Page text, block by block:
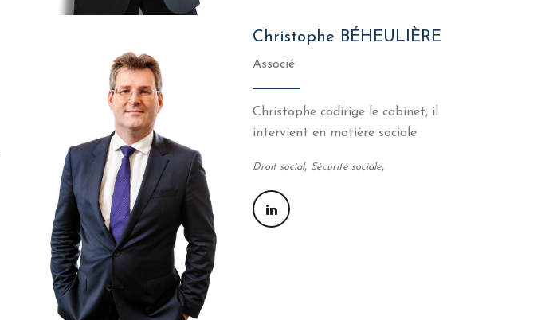
Christophe BÉHEULIÈRE
Associé
Christophe codirige le cabinet, il
intervient en matière sociale
Droit social, Sécurité sociale,